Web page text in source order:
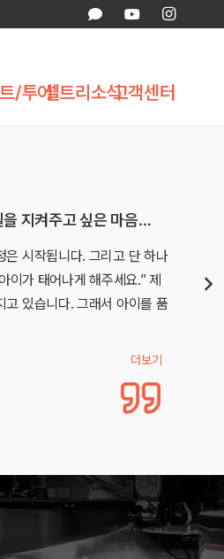
/투어셀트리소식고객센터
을 지켜주고 싶은 마음…
은 시작됩니다. 그리고 단 하나
이가 태어나게 해주세요.” 제
있습니다. 그래서 아이를 품
더보기